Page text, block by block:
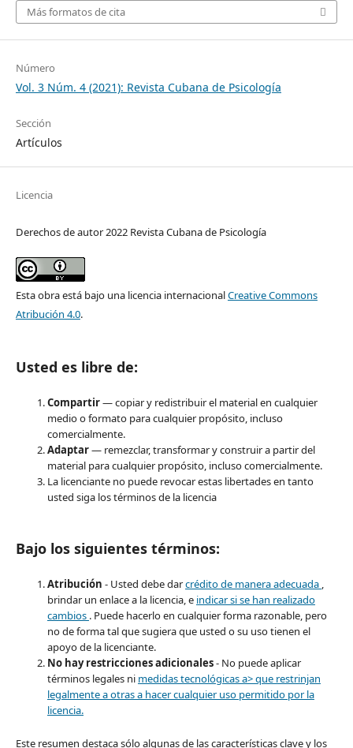
Más formatos de cita
Número
Vol. 3 Núm. 4 (2021): Revista Cubana de Psicología
Sección
Artículos
Licencia
Derechos de autor 2022 Revista Cubana de Psicología
Esta obra está bajo una licencia internacionalCreative Commons
Atribución 4.0.
Usted es libre de:
Compartir— copiar y redistribuir el material en cualquier
medio o formato para cualquier propósito, incluso
comercialmente.
Adaptar— remezclar, transformar y construir a partir del
material para cualquier propósito, incluso comercialmente.
La licenciante no puede revocar estas libertades en tanto
usted siga los términos de la licencia
Bajo los siguientes términos:
Atribución - Usted debe darcrédito de manera adecuada ,
brindar un enlace a la licencia, e indicar si se han realizado
cambios . Puede hacerlo en cualquier forma razonable, pero
no de forma tal que sugiera que usted o su uso tienen el
apoyo de la licenciante.
No hay restricciones adicionales- No puede aplicar
términos legales ni medidas tecnológicas a> que restrinjan
legalmente a otras a hacer cualquier uso permitido por la
licencia.
Este resumen destaca sólo algunas de las características clave y los